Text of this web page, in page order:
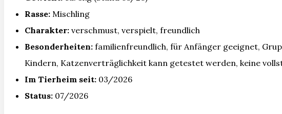
Rasse: Mischling
Charakter: verschmust, verspielt, freundlich
Besonderheiten: familienfreundlich, für Anfänger geeignet,
Kindern, Katzenverträglichkeit kann getestet werden, keine
Im Tierheim seit: 03/2026
Status: 07/2026